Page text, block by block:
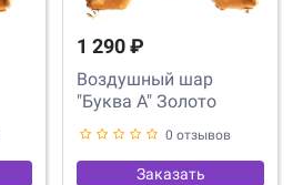
1 290 ₽
Воздушный шар
"Буква A" Золото
0 отзывов
Заказать